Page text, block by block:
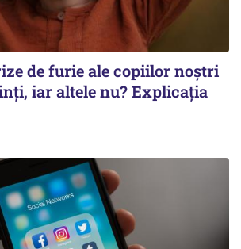
de furie ale copiilor noștri
iar altele nu? Explicația